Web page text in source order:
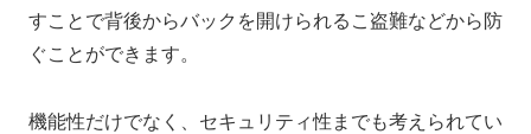
すことで背後からバックを開けられるこ盗難などから防
ぐことができます。
機能性だけでなく、セキュリティ性までも考えられてい